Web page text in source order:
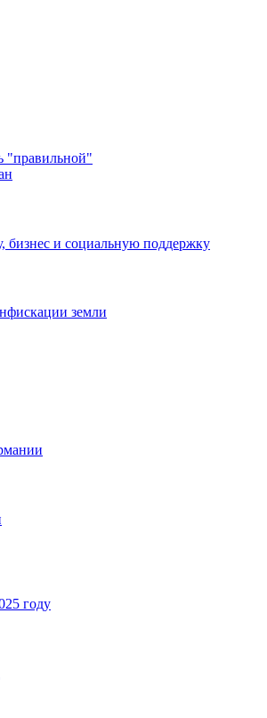
"правильной"
бизнес и социальную поддержку
земли
году